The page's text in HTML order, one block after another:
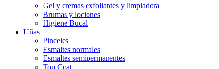
Gel y cremas exfoliantes y limpiadora
Brumas y lociones
Higiene Bucal
Uñas
Pinceles
Esmaltes normales
Esmaltes semipermanentes
Top Coat